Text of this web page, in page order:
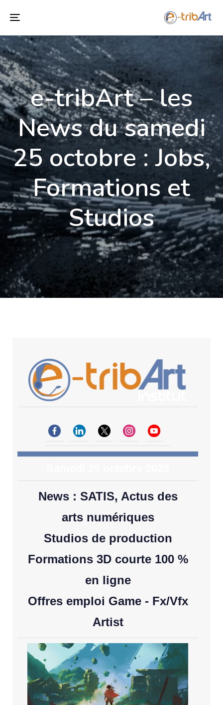
T
o
g
g
l
e
n
a
g
a
o
n
e-tribArt – les
News du samedi
25 octobre : Jobs,
Formations et
Studios
News : SATIS, Actus des
arts numériques
Studios de production
Formations 3D courte 100 %
en ligne
Offres emploi Game - Fx/Vfx
Artist